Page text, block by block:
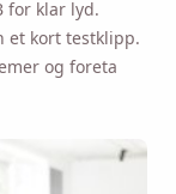
for klar lyd.
et kort testklipp.
og foreta